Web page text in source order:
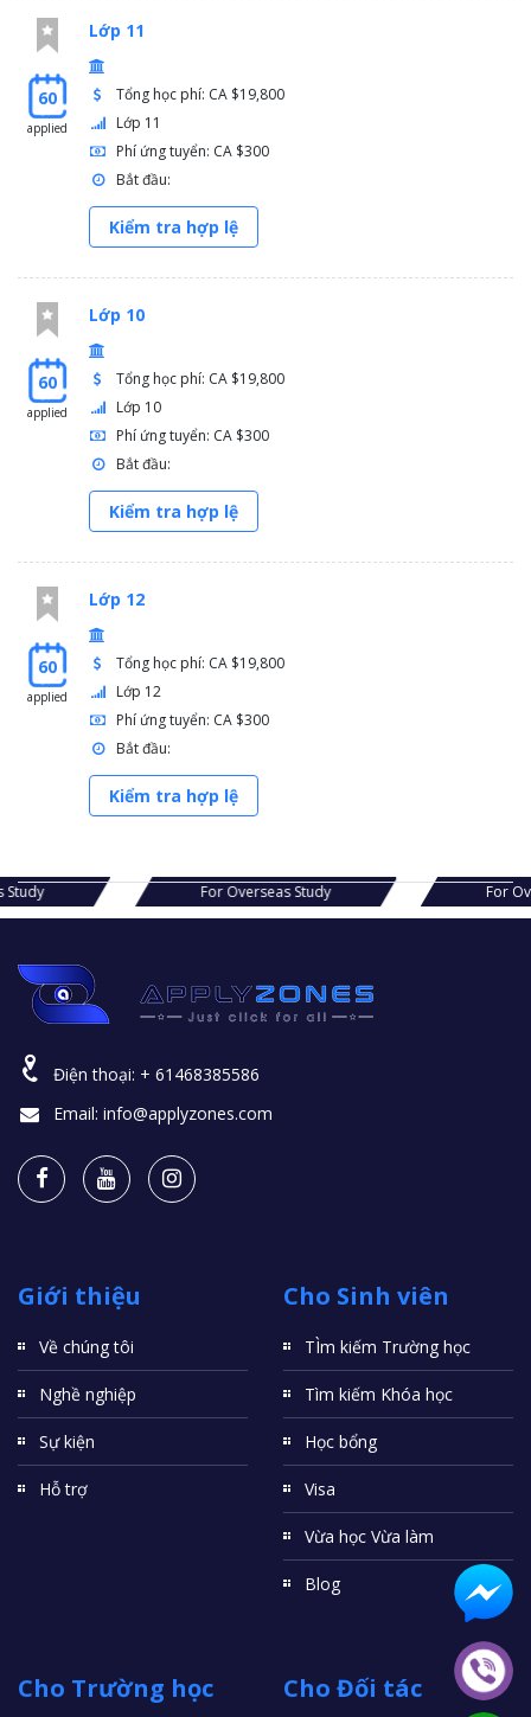
60
applied
Lớp 11
Tổng học phí: CA $19,800
Lớp 11
Phí ứng tuyển: CA $300
Bắt đầu:
Kiểm tra hợp lệ
60
applied
Lớp 10
Tổng học phí: CA $19,800
Lớp 10
Phí ứng tuyển: CA $300
Bắt đầu:
Kiểm tra hợp lệ
60
applied
Lớp 12
Tổng học phí: CA $19,800
Lớp 12
Phí ứng tuyển: CA $300
Bắt đầu:
Kiểm tra hợp lệ
Study For Overseas Study
Điện thoại: + 61468385586
Email: info@applyzones.com
Giới thiệu
Về chúng tôi
Nghề nghiệp
Sự kiện
Hỗ trợ
Cho Sinh viên
TÌm kiếm Trường học
Tìm kiếm Khóa học
Học bổng
Visa
Vừa học Vừa làm
Blog
Cho Trường học Cho Đối tác